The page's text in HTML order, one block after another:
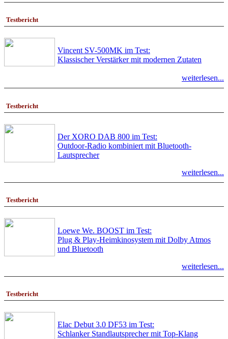
Testbericht
Vincent SV-500MK im Test:
Klassischer Verstärker mit modernen Zutaten
weiterlesen...
Testbericht
Der XORO DAB 800 im Test:
Outdoor-Radio kombiniert mit Bluetooth-
Lautsprecher
weiterlesen...
Testbericht
Loewe We. BOOST im Test:
Plug & Play-Heimkinosystem mit Dolby Atmos
und Bluetooth
weiterlesen...
Testbericht
Elac Debut 3.0 DF53 im Test:
Schlanker Standlautsprecher mit Top-Klang